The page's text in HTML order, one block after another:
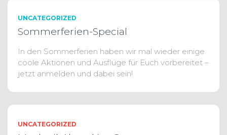
UNCATEGORIZED
Sommerferien-Special
In den Sommerferien haben wir mal wieder einige
coole Aktionen und Ausflüge für Euch vorbereitet –
jetzt anmelden und dabei sein!
UNCATEGORIZED